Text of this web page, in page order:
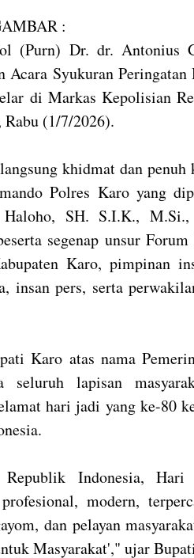
:
(Purn) Dr. dr. Antonius
Acara Syukuran
di Markas Kepolisian
Rabu (1/7/2026).
khidmat dan
Polres Karo yang
SH. S.I.K.,
segenap unsur
Karo, pimpinan
insan pers, serta
Karo atas nama
seluruh lapisan
hari jadi yang ke-80
Indonesia, Hari
modern,
dan pelayan
Masyarakat'," ujar